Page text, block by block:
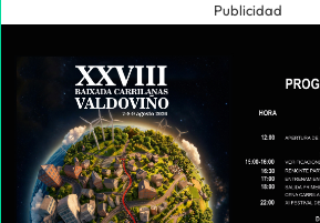
Publicidad